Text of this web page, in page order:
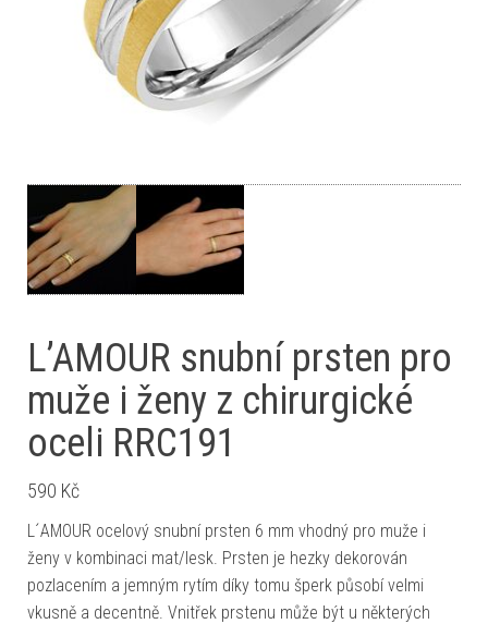
L’AMOUR snubní prsten pro
muže i ženy z chirurgické
oceli RRC191
590 Kč
L´AMOUR ocelový snubní prsten 6 mm vhodný pro muže i
ženy v kombinaci mat/lesk. Prsten je hezky dekorován
pozlacením a jemným rytím díky tomu šperk působí velmi
vkusně a decentně. Vnitřek prstenu může být u některých